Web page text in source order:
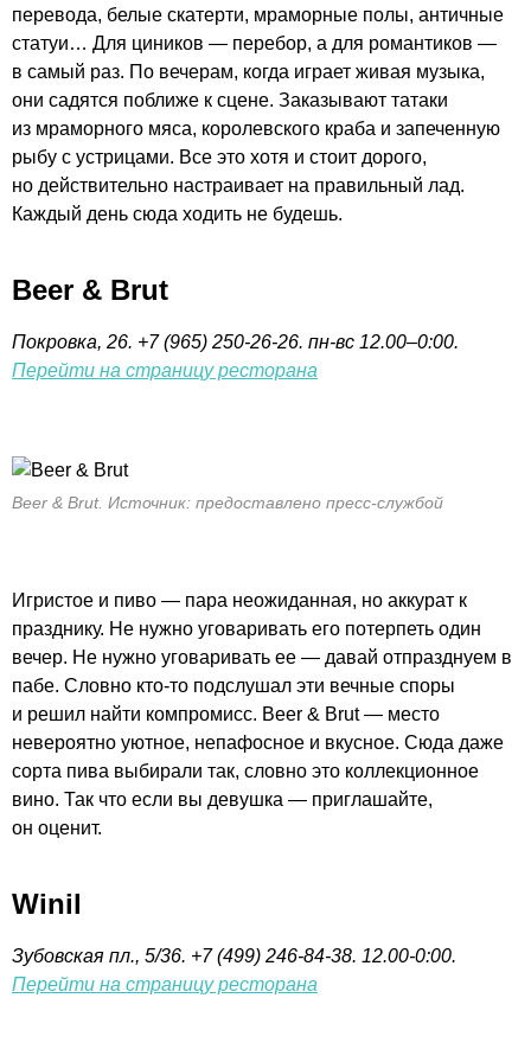
перевода, белые скатерти, мраморные полы, античные
статуи… Для циников — перебор, а для романтиков —
в самый раз. По вечерам, когда играет живая музыка,
они садятся поближе к сцене. Заказывают татаки
из мраморного мяса, королевского краба и запеченную
рыбу с устрицами. Все это хотя и стоит дорого,
но действительно настраивает на правильный лад.
Каждый день сюда ходить не будешь.
Beer & Brut
Покровка, 26. +7 (965) 250-26-26. пн-вс 12.00–0:00.
Перейти на страницу ресторана
Beer & Brut. Источник: предоставлено пресс-службой
Игристое и пиво — пара неожиданная, но аккурат к
празднику. Не нужно уговаривать его потерпеть один
вечер. Не нужно уговаривать ее — давай отпразднуем в
пабе. Словно кто-то подслушал эти вечные споры
и решил найти компромисс. Beer & Brut — место
невероятно уютное, непафосное и вкусное. Сюда даже
сорта пива выбирали так, словно это коллекционное
вино. Так что если вы девушка — приглашайте,
он оценит.
Winil
Зубовская пл., 5/36. +7 (499) 246-84-38. 12.00-0:00.
Перейти на страницу ресторана